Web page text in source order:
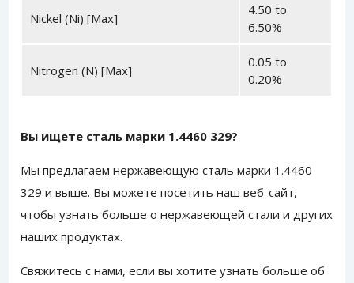
Nickel (Ni) [Max]
4.50 to
6.50%
Nitrogen (N) [Max]
0.05 to
0.20%
Вы ищете сталь марки 1.4460 329?
Мы предлагаем нержавеющую сталь марки 1.4460
329 и выше. Вы можете посетить наш веб-сайт,
чтобы узнать больше о нержавеющей стали и других
наших продуктах.
Свяжитесь с нами, если вы хотите узнать больше об